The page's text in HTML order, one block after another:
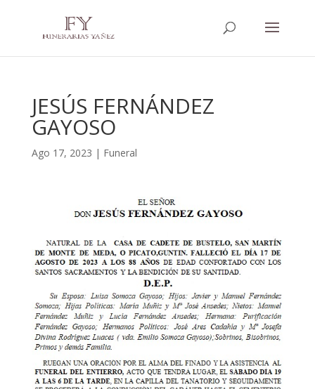
JESÚS FERNÁNDEZ
GAYOSO
Ago 17, 2023 | Funeral